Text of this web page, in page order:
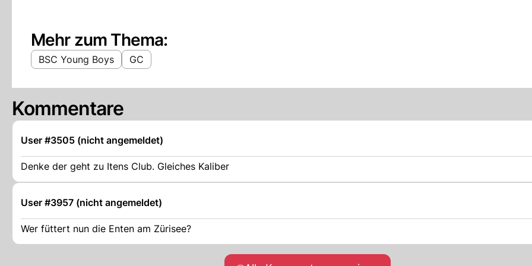
Mehr zum Thema:
BSC Young Boys GC
Kommentare
User #3505 (nicht angemeldet)
Denke der geht zu Itens Club. Gleiches Kaliber
User #3957 (nicht angemeldet)
Wer füttert nun die Enten am Zürisee?